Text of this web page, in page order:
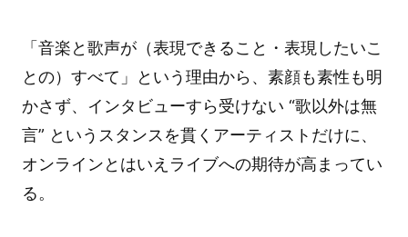
「音楽と歌声が（表現できること・表現したいこ
との）すべて」という理由から、素顔も素性も明
かさず、インタビューすら受けない “歌以外は無
言” というスタンスを貫くアーティストだけに、
オンラインとはいえライブへの期待が高まってい
る。